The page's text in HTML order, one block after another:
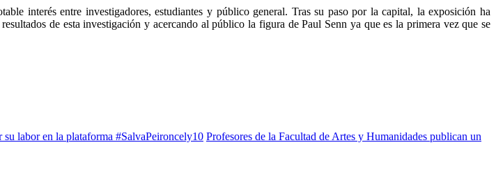
interés entre investigadores, estudiantes y público general. Tras su paso por la capital, la exposición ha
de esta investigación y acercando al público la figura de Paul Senn ya que es la primera vez que se
labor en la plataforma #SalvaPeironcely10 Profesores de la Facultad de Artes y Humanidades publican un